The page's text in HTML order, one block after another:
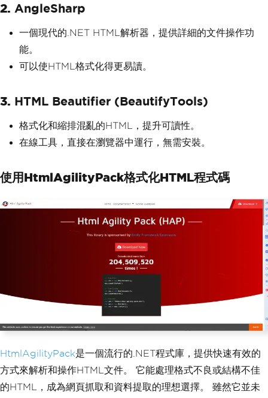
2. AngleSharp
一個現代的.NET HTML解析器，提供詳細的文件操作功
能。
可以使HTML格式化得更易讀。
3. HTML Beautifier (BeautifyTools)
格式化和縮排混亂的HTML，提升可讀性。
在線工具，直接在瀏覽器中運行，無需安裝。
使用HtmlAgilityPack格式化HTML程式碼
HtmlAgilityPack是一個流行的.NET程式庫，提供快速有效的
方式來解析和操作HTML文件。 它能處理格式不良或結構不佳
的HTML，成為網頁抓取和資料提取的理想選擇。 雖然它並未